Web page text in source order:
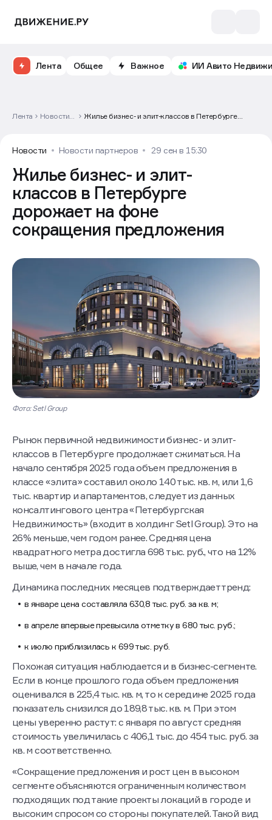
Лента Общее Важное ИИ Авито
Лента
Новости
Жилье бизнес- и элит-классов в Петербурге
Новости Новости партнеров 29 сен в 15:30
Жилье бизнес- и элит-
классов в Петербурге
дорожает на фоне
сокращения предложения
Фото: Setl Group
Рынок первичной недвижимости бизнес- и элит-
классов в Петербурге продолжает сжиматься. На
начало сентября 2025 года объем предложения в
классе «элита» составил около 140 тыс. кв. м, или 1,6
тыс. квартир и апартаментов, следует из данных
консалтингового центра «Петербургская
Недвижимость» (входит в холдинг Setl Group). Это на
26% меньше, чем годом ранее. Средняя цена
квадратного метра достигла 698 тыс. руб., что на 12%
выше, чем в начале года.
Динамика последних месяцев подтверждает тренд:
в январе цена составляла 630,8 тыс. руб. за кв. м;
в апреле впервые превысила отметку в 680 тыс. руб.;
к июлю приблизилась к 699 тыс. руб.
Похожая ситуация наблюдается и в бизнес-сегменте.
Если в конце прошлого года объем предложения
оценивался в 225,4 тыс. кв. м, то к середине 2025 года
показатель снизился до 189,8 тыс. кв. м. При этом
цены уверенно растут: с января по август средняя
стоимость увеличилась с 406,1 тыс. до 454 тыс. руб. за
кв. м соответственно.
«Сокращение предложения и рост цен в высоком
сегменте объясняются ограниченным количеством
подходящих под такие проекты локаций в городе и
высоким спросом со стороны покупателей. Такой вид